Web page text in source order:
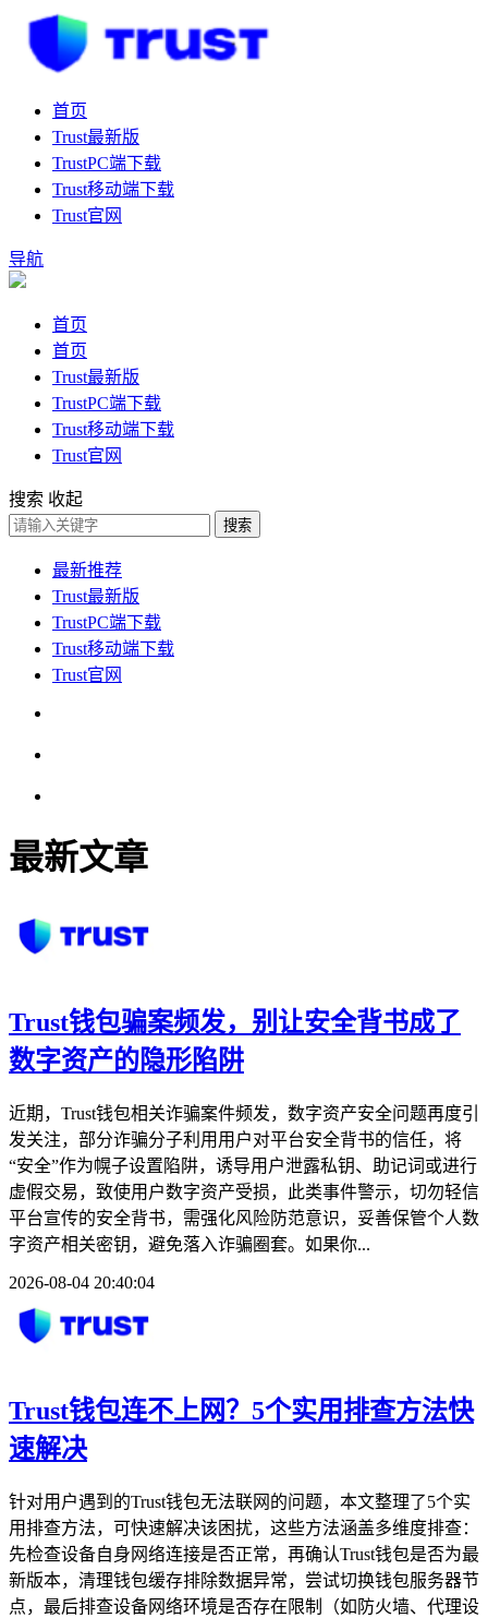
首页
Trust最新版
TrustPC端下载
Trust移动端下载
Trust官网
导航
首页
首页
Trust最新版
TrustPC端下载
Trust移动端下载
Trust官网
搜索 收起
搜索
最新推荐
Trust最新版
TrustPC端下载
Trust移动端下载
Trust官网
最新文章
Trust钱包骗案频发，别让安全背书成了
数字资产的隐形陷阱
近期，Trust钱包相关诈骗案件频发，数字资产安全问题再度引
发关注，部分诈骗分子利用用户对平台安全背书的信任，将
“安全”作为幌子设置陷阱，诱导用户泄露私钥、助记词或进行
虚假交易，致使用户数字资产受损，此类事件警示，切勿轻信
平台宣传的安全背书，需强化风险防范意识，妥善保管个人数
字资产相关密钥，避免落入诈骗圈套。如果你...
2026-08-04 20:40:04
Trust钱包连不上网？5个实用排查方法快
速解决
针对用户遇到的Trust钱包无法联网的问题，本文整理了5个实
用排查方法，可快速解决该困扰，这些方法涵盖多维度排查：
先检查设备自身网络连接是否正常，再确认Trust钱包是否为最
新版本，清理钱包缓存排除数据异常，尝试切换钱包服务器节
点，最后排查设备网络环境是否存在限制（如防火墙、代理设